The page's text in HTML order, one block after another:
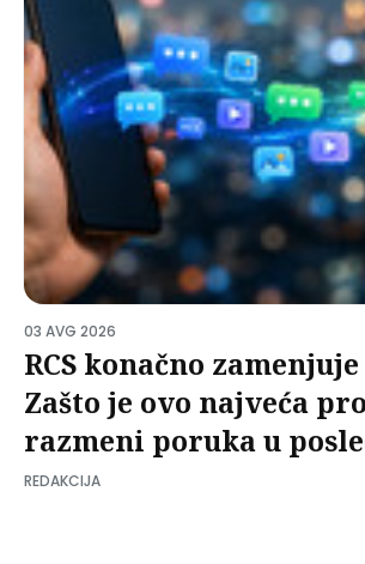
03 AVG 2026
RCS konačno zamenjuje
Zašto je ovo najveća
razmeni poruka u
godina?
REDAKCIJA